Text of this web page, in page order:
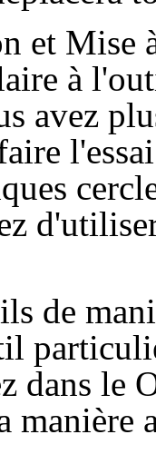
et Mise
à
avez
de
dans le
manière